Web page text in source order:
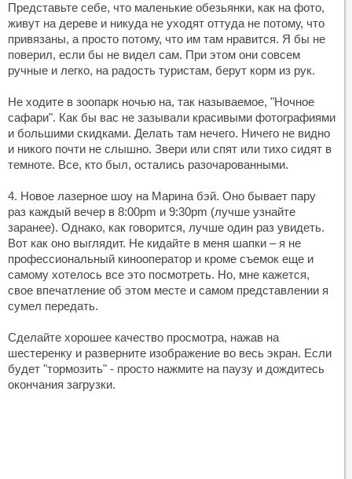
Представьте себе, что маленькие обезьянки, как на фото,
живут на дереве и никуда не уходят оттуда не потому, что
привязаны, а просто потому, что им там нравится. Я бы не
поверил, если бы не видел сам. При этом они совсем
ручные и легко, на радость туристам, берут корм из рук.
Не ходите в зоопарк ночью на, так называемое, "Ночное
сафари". Как бы вас не зазывали красивыми фотографиями
и большими скидками. Делать там нечего. Ничего не видно
и никого почти не слышно. Звери или спят или тихо сидят в
темноте. Все, кто был, остались разочарованными.
4. Новое лазерное шоу на Марина бэй. Оно бывает пару
раз каждый вечер в 8:00pm и 9:30pm (лучше узнайте
заранее). Однако, как говорится, лучше один раз увидеть.
Вот как оно выглядит. Не кидайте в меня шапки – я не
профессиональный кинооператор и кроме съемок еще и
самому хотелось все это посмотреть. Но, мне кажется,
свое впечатление об этом месте и самом представлении я
сумел передать.
Сделайте хорошее качество просмотра, нажав на
шестеренку и разверните изображение во весь экран. Если
будет "тормозить" - просто нажмите на паузу и дождитесь
окончания загрузки.